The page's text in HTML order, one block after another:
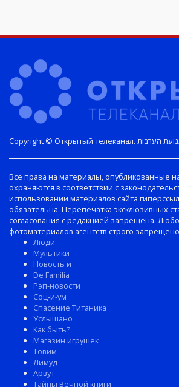
Все права на материалы, опубликованные
охраняются в соответствии с
использовании материалов сайта
обязательна. Перепечатка эксклюзивных
согласования с редакцией запрещена.
фотоматериалов агентств строго
Люди
Мультики
Новость и
De Familia
Рэп-новости
Соц-и-ум
Спасение Титаника
Услышано
Как быть?
Магазин игрушек
Товим
Лимуд
Арвут
Тайны Вечной книги